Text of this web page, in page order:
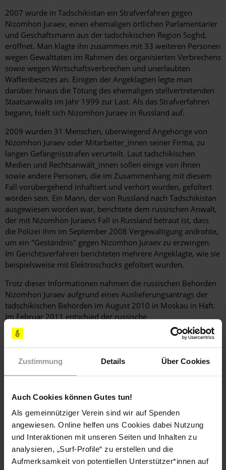
Zustimmung Details Über Cookies
Auch Cookies können Gutes tun!
Als gemeinnütziger Verein sind wir auf Spenden
angewiesen. Online helfen uns Cookies dabei Nutzung
und Interaktionen mit unseren Seiten und Inhalten zu
analysieren, „Surf-Profile“ zu erstellen und die
Aufmerksamkeit von potentiellen Unterstützer*innen auf
2007 wurde in Tadschikistan ein Strafverfahren gegen
Nizomhon Juraev, einen ehemaligen örtlichen Parlamentarier
und Geschäftsmann aus der tadschikischen Region Soghd,
eröffnet. Man klagte ihn zusammen mit 33 weiteren Personen
wegen Gewalttaten im Rahmen des organisierten Verbrechens
sowie wegen Wirtschaftsverbrechen und unerlaubten
Waffenbesitzes an. Einigen der Angeklagten legte man
darüber hinaus die Tötung des ehemaligen stellvertretenden
Staatsanwalts im Jahr 1999 zur Last. Als das Strafverfahren
begann, hielt sich Nizomhon Juraev in Russland auf.
2009 wurden 31 Menschen, überwiegend Angehörige von
Nizomhon Juraev oder Mitarbeiter_innen seiner Firma, zu
langen Gefängnisstrafen verurteilt. Laut tadschikischen
Medien und Rechtsanwält_innen sollen einige von ihnen
sowie andere Personen, die im Zusammenhang mit diesem
Fall vorübergehend inhaftiert und verhört wurden, gefoltert
worden sein. Ein Mann, der von Russland nach Tadschikistan
ausgewiesen worden war, berichtete dem russischen Anwalt,
der mit Nizomhon Juraevs Fall in Russland betraut ist, dass
die Polizei ihm im September 2008 Vergewaltigung androhte,
um ein "Geständnis" gegen Nizomhon Juraev zu erzwingen.
Im Gerichtsverfahren berichteten mehrere Angeklagte, wie sie
beispielsweise mit Elektroschocks gefoltert wurden.
Trotz dieser Informationen nahmen die russischen Behörden
Nizomhon Juraev aufgrund eines Auslieferungsantrags der
tadschikischen Behörden im August 2010 in Moskau in Haft.
Im Februar 2011 entschied der russische
Generalstaatsanwalt, dass er ausgeliefert werden könne.
Nizomhon Juraev hatte aber in Russland Asyl beantragt. Sein
erster Antrag wurde abgelehnt. Gegen die Ablehnung hat er
Rechtsmittel eingelegt und darüber hinaus die Entscheidung
Rechtsmittelverfahrens ausgeliefert wird.
[EMPFOHLENE AKTIONEN]
SCHREIBEN SIE BITTE FAXE ODER LUFTPOSTBRIEFE MIT
FOLGENDEN FORDERUNGEN